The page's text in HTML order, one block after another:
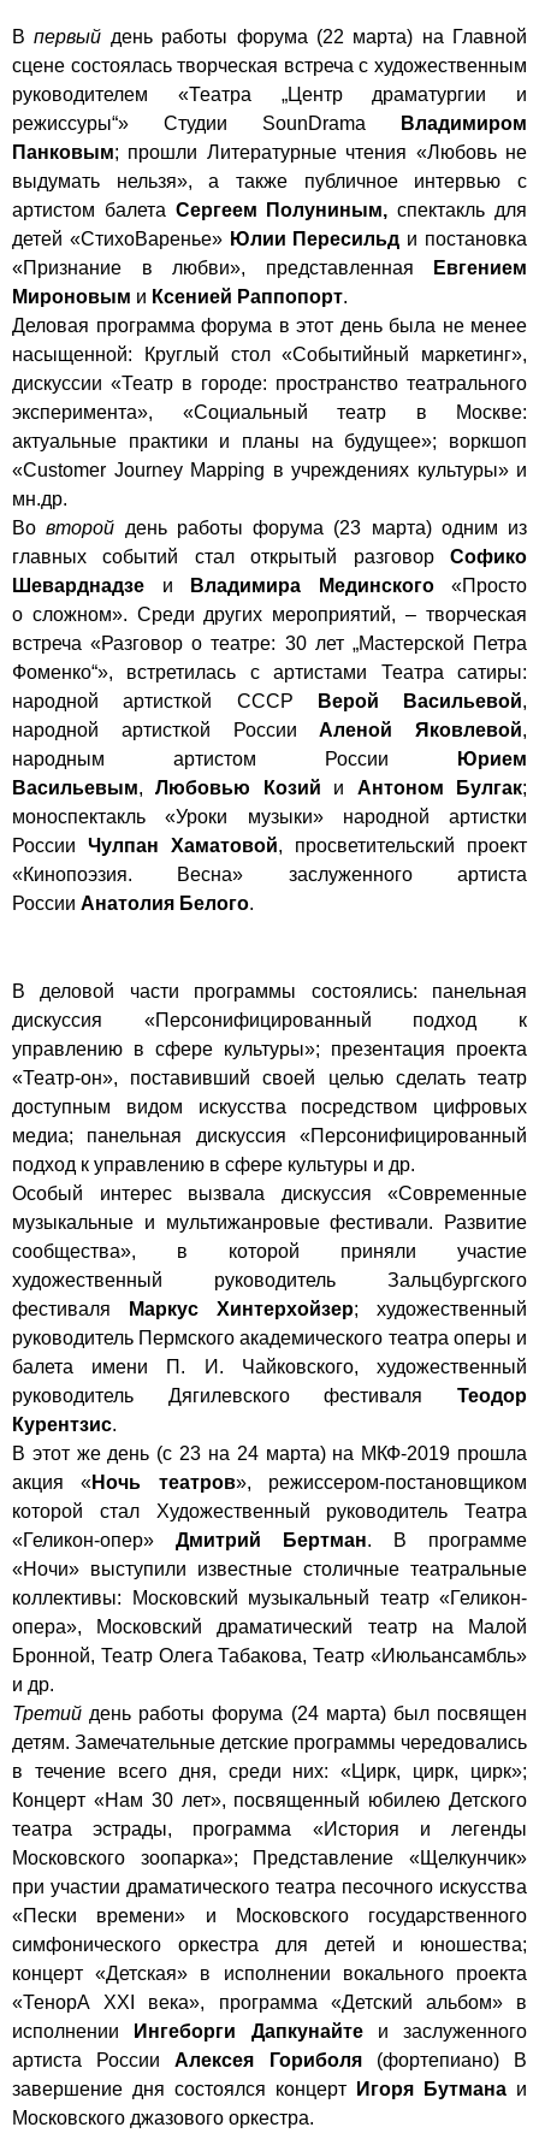
Впервый день работы форума (22 марта) на Главной
сцене состоялась творческая встреча с художественным
руководителем «Театра „Центр драматургии и
режиссуры“» Студии SounDrama
Владимиром
Панковым; прошли Литературные чтения «Любовь не
выдумать нельзя», а также публичное интервью с
артистом балета Сергеем Полуниным, спектакль для
детей «СтихоВаренье» Юлии Пересильд и постановка
«Признание в любви», представленная
Евгением
Мироновым и Ксенией Раппопорт.
Деловая программа форума в этот день была не менее
насыщенной: Круглый стол «Событийный маркетинг»,
дискуссии «Театр в городе: пространство театрального
эксперимента», «Социальный театр в Москве:
актуальные практики и планы на будущее»; воркшоп
«Customer Journey Mapping в учреждениях культуры» и
мн.др.
Вовторой день работы форума (23 марта) одним из
главных событий стал открытый разговор Софико
Шеварднадзе и Владимира Мединского«Просто
о сложном». Среди других мероприятий, – творческая
встреча «Разговор о театре: 30 лет „Мастерской Петра
Фоменко“», встретилась с артистами Театра сатиры:
народной артисткой СССР
Верой Васильевой,
народной артисткой РоссииАленой Яковлевой,
народным артистом России
Юрием
Васильевым,Любовью Козий и Антоном Булгак;
моноспектакль «Уроки музыки» народной артистки
России Чулпан Хаматовой, просветительский проект
«Кинопоэзия. Весна» заслуженного артиста
России Анатолия Белого.
В деловой части программы состоялись: панельная
дискуссия «Персонифицированный подход к
управлению в сфере культуры»; презентация проекта
«Театр-он», поставивший своей целью сделать театр
доступным видом искусства посредством цифровых
медиа; панельная дискуссия «Персонифицированный
подход к управлению в сфере культуры и др.
Особый интерес вызвала дискуссия «Современные
музыкальные и мультижанровые фестивали. Развитие
сообщества», в которой приняли участие
художественный руководитель Зальцбургского
фестиваля
Маркус Хинтерхойзер; художественный
руководитель Пермского академического театра оперы и
балета имени П. И. Чайковского, художественный
руководитель Дягилевского фестиваля Теодор
Курентзис.
В этот же день (с 23 на 24 марта) на МКФ-2019 прошла
акция «Ночь театров», режиссером-постановщиком
которой стал Художественный руководитель Театра
«Геликон-опер» Дмитрий Бертман. В программе
«Ночи» выступили известные столичные театральные
коллективы: Московский музыкальный театр «Геликон-
опера», Московский драматический театр на Малой
Бронной, Театр Олега Табакова, Театр «Июльансамбль»
и др.
Третийдень работы форума (24 марта) был посвящен
детям. Замечательные детские программы чередовались
в течение всего дня, среди них: «Цирк, цирк, цирк»;
Концерт «Нам 30 лет», посвященный юбилею Детского
театра эстрады, программа «История и легенды
Московского зоопарка»; Представление «Щелкунчик»
при участии драматического театра песочного искусства
«Пески времени» и Московского государственного
симфонического оркестра для детей и юношества;
концерт «Детская» в исполнении вокального проекта
«ТенорА XXI века», программа «Детский альбом» в
исполнении
Ингеборги Дапкунайте и заслуженного
артиста РоссииАлексея Гориболя (фортепиано) В
завершение дня состоялся концерт
Игоря Бутмана и
Московского джазового оркестра.